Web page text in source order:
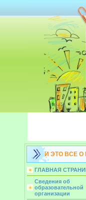
И ЭТО ВСЕ О
ГЛАВНАЯ
Сведения об
образовательной
организации